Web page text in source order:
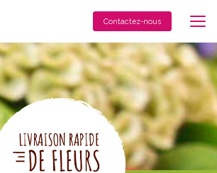
Contactez-nous